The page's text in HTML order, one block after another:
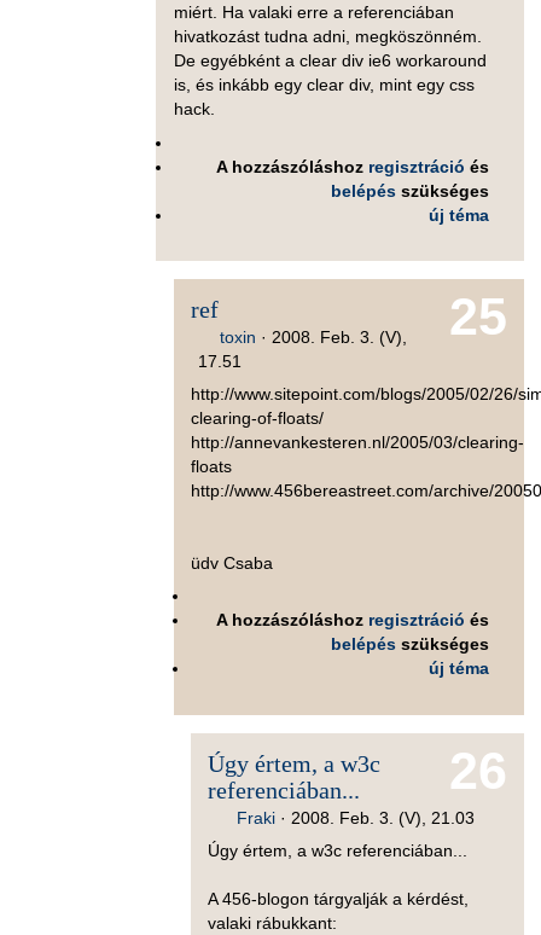
miért. Ha valaki erre a referenciában
hivatkozást tudna adni, megköszönném.
De egyébként a clear div ie6 workaround
is, és inkább egy clear div, mint egy css
hack.
A hozzászóláshoz regisztráció és
belépés szükséges
új téma
25
ref
toxin · 2008. Feb. 3. (V),
17.51
http://www.sitepoint.com/blogs/2005/02/26/
clearing-of-floats/
http://annevankesteren.nl/2005/03/clearing-
floats
http://www.456bereastreet.com/archive/
üdv Csaba
A hozzászóláshoz regisztráció és
belépés szükséges
új téma
26
Úgy értem, a w3c
referenciában...
Fraki · 2008. Feb. 3. (V), 21.03
Úgy értem, a w3c referenciában...
A 456-blogon tárgyalják a kérdést,
valaki rábukkant: